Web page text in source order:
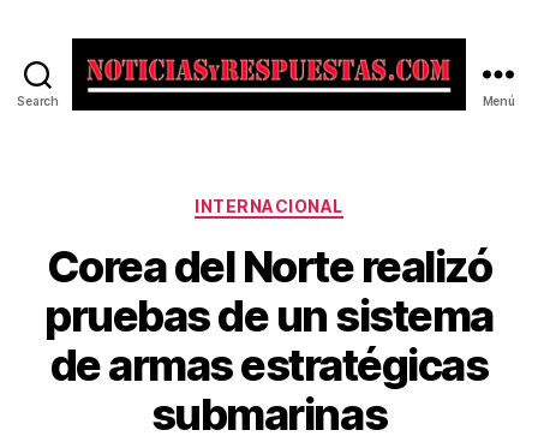
Search Menú
Categorías
INTERNACIONAL
Corea del Norte realizó
pruebas de un sistema
de armas estratégicas
submarinas